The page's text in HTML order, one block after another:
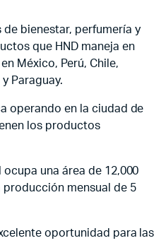
bienestar, perfumería y
que HND maneja en
México, Perú, Chile,
Paraguay.
operando en la ciudad de
los productos
ocupa una área de 12,000
mensual de 5
oportunidad para las